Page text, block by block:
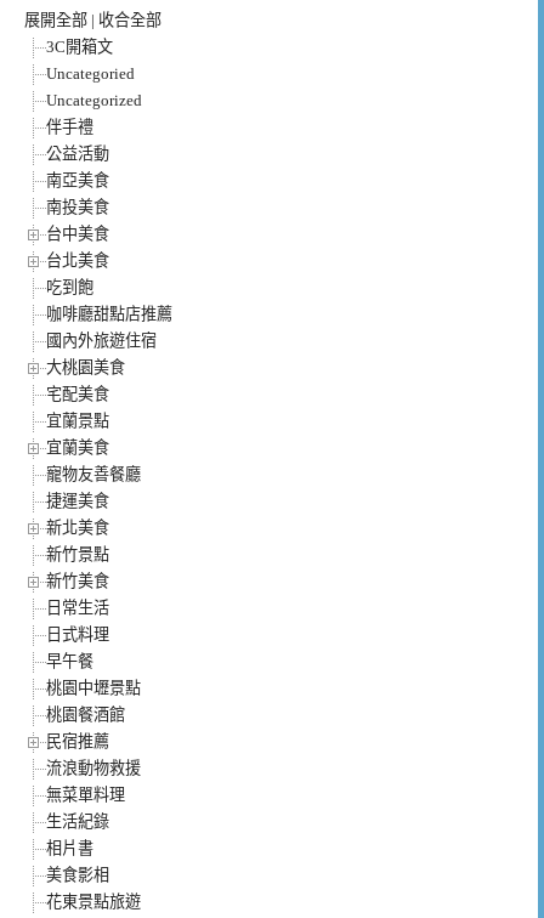
展開全部 | 收合全部
3C開箱文
Uncategoried
Uncategorized
伴手禮
公益活動
南亞美食
南投美食
台中美食
台北美食
吃到飽
咖啡廳甜點店推薦
國內外旅遊住宿
大桃園美食
宅配美食
宜蘭景點
宜蘭美食
寵物友善餐廳
捷運美食
新北美食
新竹景點
新竹美食
日常生活
日式料理
早午餐
桃園中壢景點
桃園餐酒館
民宿推薦
流浪動物救援
無菜單料理
生活紀錄
相片書
美食影相
花東景點旅遊